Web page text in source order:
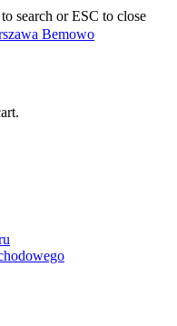
search or ESC to close